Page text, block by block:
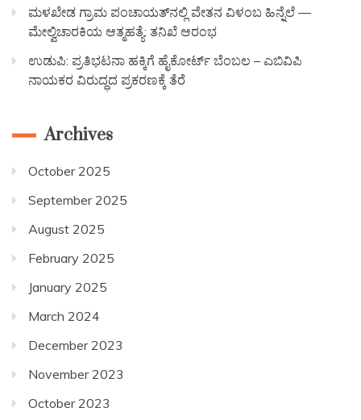
ಮಳಖೇಡ ಗ್ರಾಮ ಪಂಚಾಯತ್‌ನಲ್ಲಿ ವೇತನ ವಿಳಂಬ ಹಿನ್ನೆಲೆ —
ಮೇಲ್ವಿಚಾರಕಿಯ ಆತ್ಮಹತ್ಯೆ: ತನಿಖೆ ಆರಂಭ
ಉಡುಪಿ: ಪ್ರತಿಭಟನಾ ಹಕ್ಕಿಗೆ ಹೈಕೋರ್ಟ್ ಬೆಂಬಲ – ಎಬಿವಿಪಿ
ನಾಯಕರ ವಿರುದ್ಧದ ಪ್ರಕರಣಕ್ಕೆ ತೆರೆ
Archives
October 2025
September 2025
August 2025
February 2025
January 2025
March 2024
December 2023
November 2023
October 2023